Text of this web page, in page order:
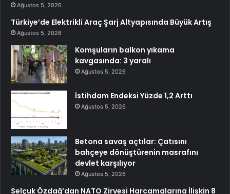
Ağustos 5, 2026
Türkiye’de Elektrikli Araç Şarj Altyapısında Büyük Artış
Ağustos 5, 2026
Komşuların balkon yıkama
kavgasında: 3 yaralı
Ağustos 5, 2026
İstihdam Endeksi Yüzde 1,2 Arttı
Ağustos 5, 2026
Betona savaş açtılar: Çatısını
bahçeye dönüştürenin masrafını
devlet karşılıyor
Ağustos 5, 2026
Selçuk Özdağ’dan NATO Zirvesi Harcamalarına İlişkin 8